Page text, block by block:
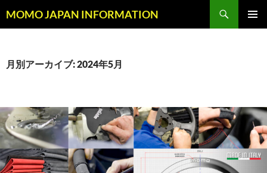
ン
ツ
キ
ッ
プ
MOMO JAPAN INFORMATION
索
月別アーカイブ: 2024年5月